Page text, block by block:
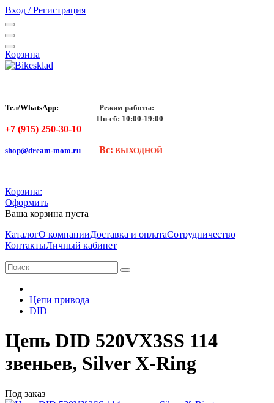
Вход / Регистрация
Корзина
Тел/WhatsApp:
Режим работы:
Пн-сб: 10:00-19:00
+7 (915) 250-30-10
shop@dream-moto.ru Вс: ВЫХОДНОЙ
Корзина:
Оформить
Ваша корзина пуста
КаталогО компанииДоставка и оплатаСотрудничество
КонтактыЛичный кабинет
Цепи привода
DID
Цепь DID 520VX3SS 114
звеньев, Silver X-Ring
Под заказ